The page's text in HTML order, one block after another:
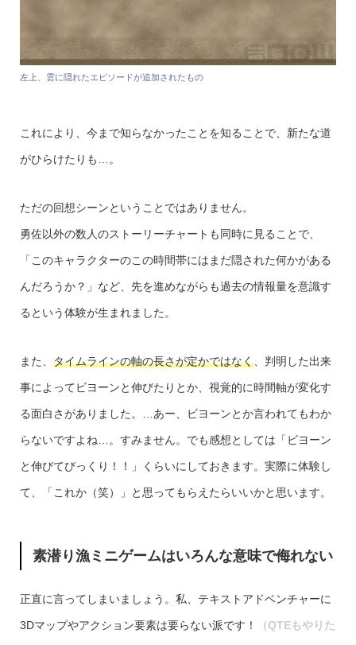
左上、雲に隠れたエピソードが追加されたもの
これにより、今まで知らなかったことを知ることで、新たな道
がひらけたりも…。
ただの回想シーンということではありません。
勇佐以外の数人のストーリーチャートも同時に見ることで、
「このキャラクターのこの時間帯にはまだ隠された何かがある
んだろうか？」など、先を進めながらも過去の情報量を意識す
るという体験が生まれました。
また、 タイムラインの軸の長さが定かではなく、判明した出来
事によってビヨーンと伸びたりとか、視覚的に時間軸が変化す
る面白さがありました。…あー、ビヨーンとか言われてもわか
らないですよね…。すみません。でも感想としては「ビヨーン
と伸びてびっくり！！」くらいにしておきます。実際に体験し
て、「これか（笑）」と思ってもらえたらいいかと思います。
素潜り漁ミニゲームはいろんな意味で侮れない
正直に言ってしまいましょう。私、テキストアドベンチャーに
3Dマップやアクション要素は要らない派です！ （QTEもやりた